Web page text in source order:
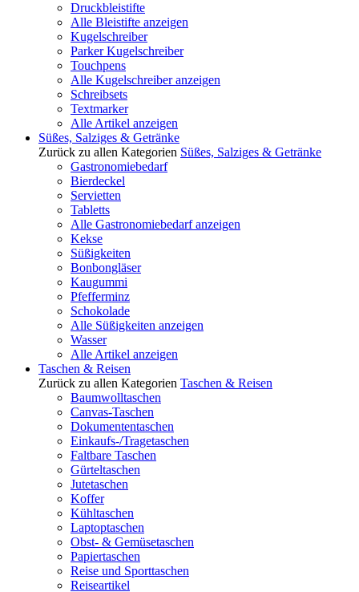
Druckbleistifte
Alle Bleistifte anzeigen
Kugelschreiber
Parker Kugelschreiber
Touchpens
Alle Kugelschreiber anzeigen
Schreibsets
Textmarker
Alle Artikel anzeigen
Süßes, Salziges & Getränke
Zurück zu allen Kategorien Süßes, Salziges & Getränke
Gastronomiebedarf
Bierdeckel
Servietten
Tabletts
Alle Gastronomiebedarf anzeigen
Kekse
Süßigkeiten
Bonbongläser
Kaugummi
Pfefferminz
Schokolade
Alle Süßigkeiten anzeigen
Wasser
Alle Artikel anzeigen
Taschen & Reisen
Zurück zu allen Kategorien Taschen & Reisen
Baumwolltaschen
Canvas-Taschen
Dokumententaschen
Einkaufs-/Tragetaschen
Faltbare Taschen
Gürteltaschen
Jutetaschen
Koffer
Kühltaschen
Laptoptaschen
Obst- & Gemüsetaschen
Papiertaschen
Reise und Sporttaschen
Reiseartikel